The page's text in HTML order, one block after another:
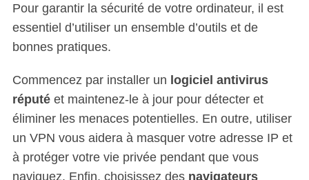
Pour garantir la sécurité de votre ordinateur, il est
essentiel d’utiliser un ensemble d’outils et de
bonnes pratiques.
Commencez par installer un logiciel antivirus
réputéet maintenez-le à jour pour détecter et
éliminer les menaces potentielles. En outre, utiliser
un VPN vous aidera à masquer votre adresse IP et
à protéger votre vie privée pendant que vous
naviguez. Enfin, choisissez des navigateurs